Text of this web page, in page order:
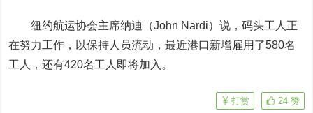
纽约航运协会主席纳迪（John Nardi）说，码头工人正
在努力工作，以保持人员流动，最近港口新增雇用了580名
工人，还有420名工人即将加入。
24 赞
打赏